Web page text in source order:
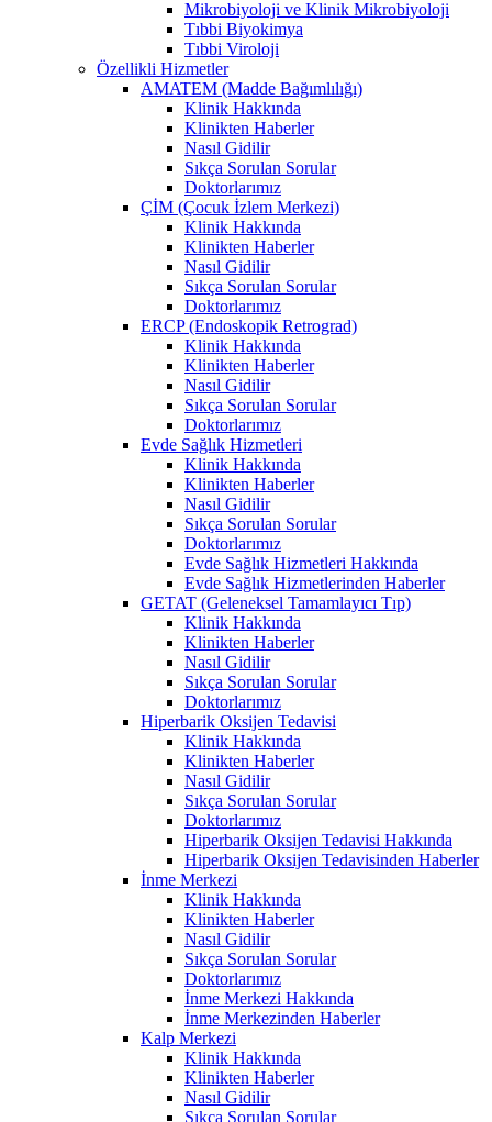
Mikrobiyoloji ve Klinik Mikrobiyoloji
Tıbbi Biyokimya
Tıbbi Viroloji
Özellikli Hizmetler
AMATEM (Madde Bağımlılığı)
Klinik Hakkında
Klinikten Haberler
Nasıl Gidilir
Sıkça Sorulan Sorular
Doktorlarımız
ÇİM (Çocuk İzlem Merkezi)
Klinik Hakkında
Klinikten Haberler
Nasıl Gidilir
Sıkça Sorulan Sorular
Doktorlarımız
ERCP (Endoskopik Retrograd)
Klinik Hakkında
Klinikten Haberler
Nasıl Gidilir
Sıkça Sorulan Sorular
Doktorlarımız
Evde Sağlık Hizmetleri
Klinik Hakkında
Klinikten Haberler
Nasıl Gidilir
Sıkça Sorulan Sorular
Doktorlarımız
Evde Sağlık Hizmetleri Hakkında
Evde Sağlık Hizmetlerinden Haberler
GETAT (Geleneksel Tamamlayıcı Tıp)
Klinik Hakkında
Klinikten Haberler
Nasıl Gidilir
Sıkça Sorulan Sorular
Doktorlarımız
Hiperbarik Oksijen Tedavisi
Klinik Hakkında
Klinikten Haberler
Nasıl Gidilir
Sıkça Sorulan Sorular
Doktorlarımız
Hiperbarik Oksijen Tedavisi Hakkında
Hiperbarik Oksijen Tedavisinden Haberler
İnme Merkezi
Klinik Hakkında
Klinikten Haberler
Nasıl Gidilir
Sıkça Sorulan Sorular
Doktorlarımız
İnme Merkezi Hakkında
İnme Merkezinden Haberler
Kalp Merkezi
Klinik Hakkında
Klinikten Haberler
Nasıl Gidilir
Sıkça Sorulan Sorular